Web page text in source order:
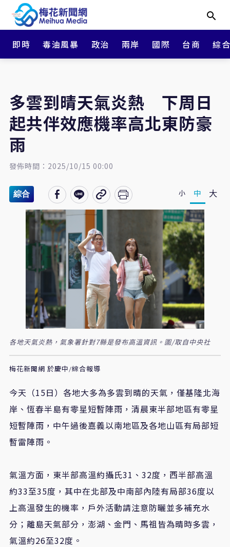
即時 毒油風暴 政治 兩岸 國際 台商 綜
多雲到晴天氣炎熱 下周日
起共伴效應機率高北東防豪
雨
發佈時間：2025/10/15 00:00
綜合 小 中 大
各地天氣炎熱，氣象署針對7縣是發布高溫資訊。圖/取自中央社
梅花新聞網 於慶中/綜合報導
今天（15日）各地大多為多雲到晴的天氣，僅基隆北海
岸、恆春半島有零星短暫陣雨，清晨東半部地區有零星
短暫陣雨，中午過後嘉義以南地區及各地山區有局部短
暫雷陣雨。
氣溫方面，東半部高溫約攝氏31、32度，西半部高溫
約33至35度，其中在北部及中南部內陸有局部36度以
上高溫發生的機率，戶外活動請注意防曬並多補充水
分；離島天氣部分，澎湖、金門、馬祖皆為晴時多雲，
氣溫約26至32度。